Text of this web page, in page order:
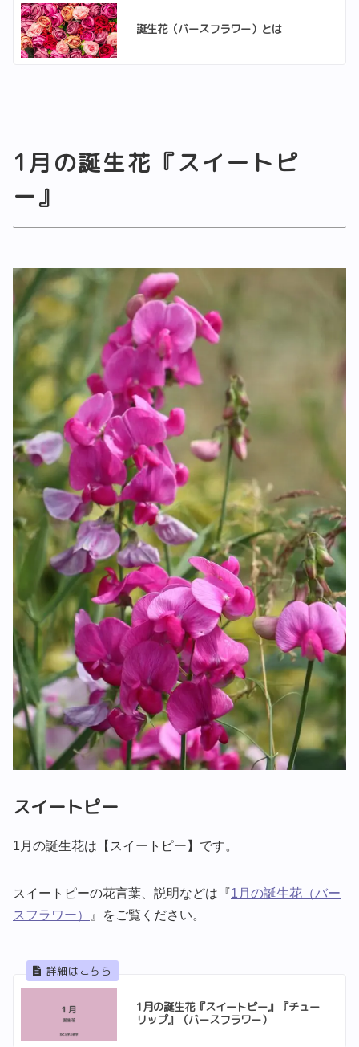
誕生花（バースフラワー）とは
1月の誕生花『スイートピ
ー』
スイートピー
1月の誕生花は【スイートピー】です。
スイートピーの花言葉、説明などは『1月の誕生花（バー
スフラワー）
』をご覧ください。
1月の誕生花『スイートピー』『チュー
リップ』（バースフラワー）